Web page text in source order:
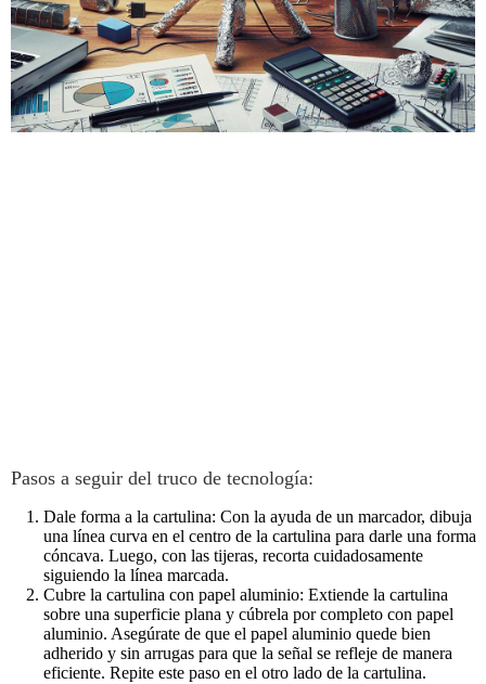
Pasos a seguir del truco de tecnología:
Dale forma a la cartulina: Con la ayuda de un marcador, dibuja
una línea curva en el centro de la cartulina para darle una forma
cóncava. Luego, con las tijeras, recorta cuidadosamente
siguiendo la línea marcada.
Cubre la cartulina con papel aluminio: Extiende la cartulina
sobre una superficie plana y cúbrela por completo con papel
aluminio. Asegúrate de que el papel aluminio quede bien
adherido y sin arrugas para que la señal se refleje de manera
eficiente. Repite este paso en el otro lado de la cartulina.